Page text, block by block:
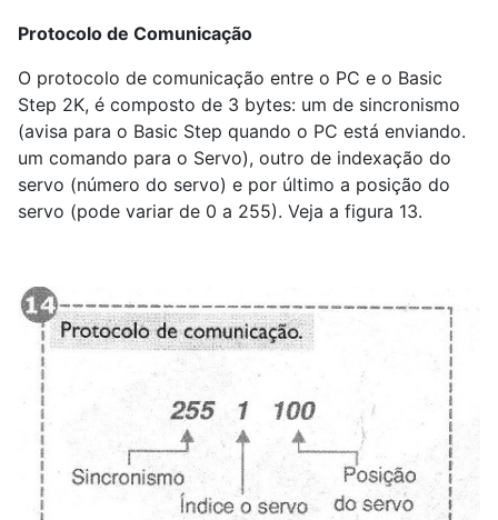
Protocolo de Comunicação
O protocolo de comunicação entre o PC e o Basic
Step 2K, é composto de 3 bytes: um de sincronismo
(avisa para o Basic Step quando o PC está enviando.
um comando para o Servo), outro de indexação do
servo (número do servo) e por último a posição do
servo (pode variar de 0 a 255). Veja a figura 13.